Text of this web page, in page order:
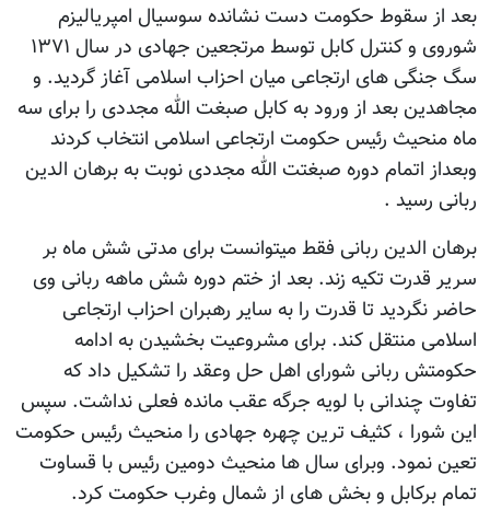
بعد از سقوط حکومت دست نشانده سوسیال امپریالیزم
شوروی و کنترل کابل توسط مرتجعین جهادی در سال ۱۳۷۱
سگ جنگی های ارتجاعی میان احزاب اسلامی آغاز گردید. و
مجاهدین بعد از ورود به کابل صبغت الله مجددی را برای سه
ماه منحیث رئيس حکومت ارتجاعی اسلامی انتخاب کردند
وبعداز اتمام دوره صبغتت الله مجددی نوبت به برهان الدین
ربانی رسید .
برهان الدین ربانی فقط میتوانست برای مدتی شش ماه بر
سریر قدرت تکیه زند. بعد از ختم دوره شش ماهه ربانی وی
حاضر نگردید تا قدرت را به سایر رهبران احزاب ارتجاعی
اسلامی منتقل کند. برای مشروعیت بخشیدن به ادامه
حکومتش ربانی شورای اهل حل وعقد را تشکیل داد که
تفاوت چندانی با لویه جرگه عقب مانده فعلی نداشت. سپس
این شورا ، کثیف ترین چهره جهادی را منحیث رئيس حکومت
تعین نمود. وبرای سال ها منحیث دومین رئيس با قساوت
تمام برکابل و بخش های از شمال وغرب حکومت کرد.